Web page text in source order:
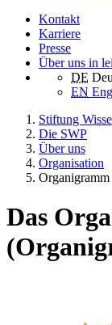
Kontakt
Karriere
Presse
Über uns in
DE
EN
Stiftung
Die SWP
Über uns
Organisation
Organigramm
Das